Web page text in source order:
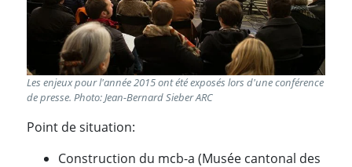
Les enjeux pour l'année 2015 ont été exposés lors d'une conférence
de presse. Photo: Jean-Bernard Sieber ARC
Point de situation:
Construction du mcb-a (Musée cantonal des